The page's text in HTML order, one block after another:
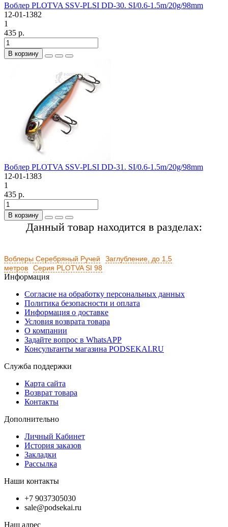
Воблер PLOTVA SSV-PLSI DD-30. SI/0.6-1.5m/20g/98mm
12-01-1382
1
435 р.
В корзину
Воблер PLOTVA SSV-PLSI DD-31. SI/0.6-1.5m/20g/98mm
12-01-1383
1
435 р.
В корзину
Данный товар находится в разделах:
Воблеры Серебряный Ручей
Заглубление, до 1,5
метров
Серия PLOTVA SI 98
Информация
Согласие на обработку персональных данных
Политика безопасности и оплата
Информация о доставке
Условия возврата товара
О компании
Задайте вопрос в WhatsAPP
Консультанты магазина PODSEKAI.RU
Служба поддержки
Карта сайта
Возврат товара
Контакты
Дополнительно
Личный Кабинет
История заказов
Закладки
Рассылка
Наши контакты
+7 9037305030
sale@podsekai.ru
Наш адрес